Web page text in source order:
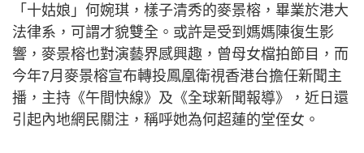
「十姑娘」何婉琪，樣子清秀的麥景榕，畢業於港大
法律系，可謂才貌雙全。或許是受到媽媽陳復生影
響，麥景榕也對演藝界感興趣，曾母女檔拍節目，而
今年7月麥景榕宣布轉投鳳凰衛視香港台擔任新聞主
播，主持《午間快線》及《全球新聞報導》，近日還
引起內地網民關注，稱呼她為何超蓮的堂侄女。